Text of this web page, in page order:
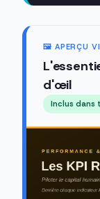
🖼️ APERÇU
d'œil
Inclus dans